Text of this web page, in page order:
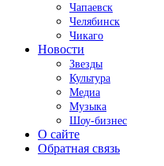
Чапаевск
Челябинск
Чикаго
Новости
Звезды
Культура
Медиа
Музыка
Шоу-бизнес
О сайте
Обратная связь